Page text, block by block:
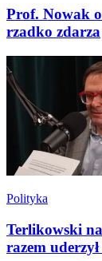
Prof. Nowak
rzadko zdarza
Polityka
Terlikowski
razem